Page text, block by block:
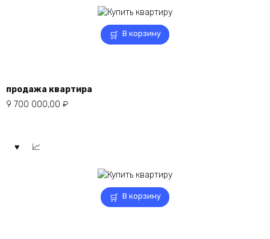
В корзину
продажа квартира
9 700 000,00 ₽
В корзину